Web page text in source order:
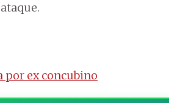
por ex concubino